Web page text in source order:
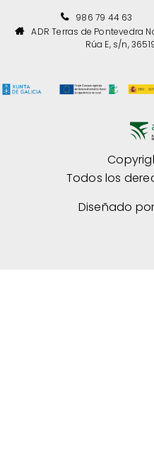
986 79 44 63
ADR Terras de Pontevedra
Rúa E, s/n,
Todos los
Diseñado por